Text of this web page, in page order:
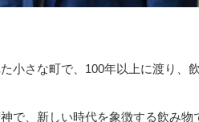
小さな町で、100年以上に渡り、
で、新しい時代を象徴する飲み